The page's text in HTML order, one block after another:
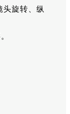
头旋转、纵